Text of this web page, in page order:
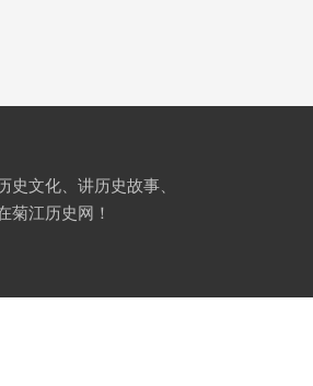
文化、讲历史故事、
菊江历史网！